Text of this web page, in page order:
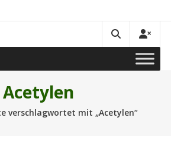
Acetylen
verschlagwortet mit „Acetylen“